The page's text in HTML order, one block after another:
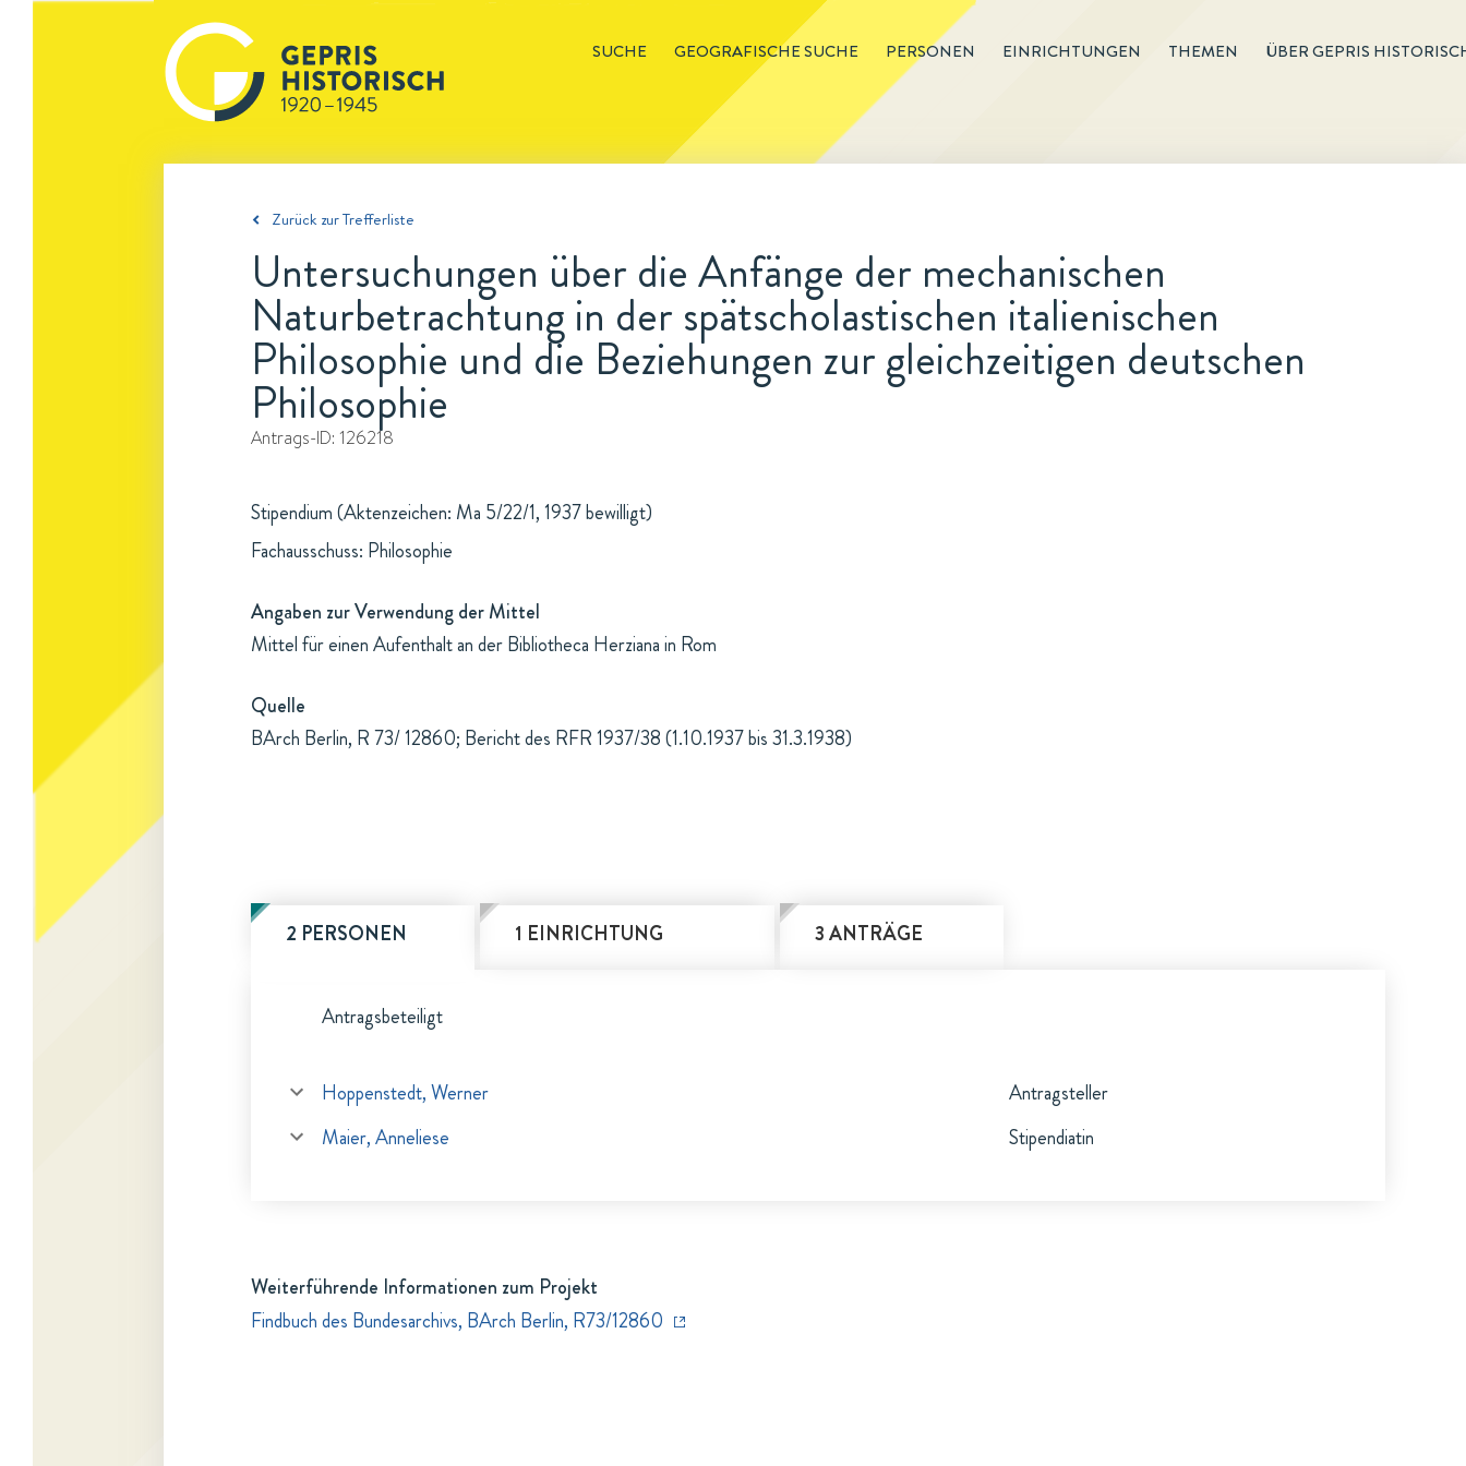
SUCHE GEOGRAFISCHE SUCHE PERSONEN EINRICHTUNGEN THEMEN ÜBER GEPRIS
Zurück zur Trefferliste
Untersuchungen über die Anfänge der mechanischen
Naturbetrachtung in der spätscholastischen italienischen
Philosophie und die Beziehungen zur gleichzeitigen deutschen
Philosophie
Antrags-ID: 126218
Stipendium (Aktenzeichen: Ma 5/22/1, 1937 bewilligt)
Fachausschuss: Philosophie
Angaben zur Verwendung der Mittel
Mittel für einen Aufenthalt an der Bibliotheca Herziana in Rom
Quelle
BArch Berlin, R 73/ 12860; Bericht des RFR 1937/38 (1.10.1937 bis 31.3.1938)
2 PERSONEN 1 EINRICHTUNG 3 ANTRÄGE
Antragsbeteiligt
Hoppenstedt, Werner
Antragsteller
Maier, Anneliese
Stipendiatin
Weiterführende Informationen zum Projekt
Findbuch des Bundesarchivs, BArch Berlin, R73/12860